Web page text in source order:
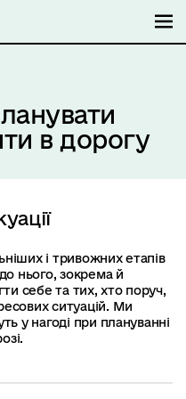
в дорогу
і тривожних етапів
до нього, зокрема й
себе та тих, хто поруч,
ситуацій. Ми
у нагоді при плануванні